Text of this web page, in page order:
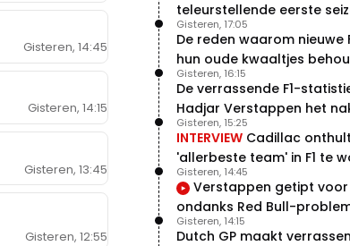
Gisteren, 14:45
Gisteren, 14:15
Gisteren, 13:45
Gisteren, 12:55
teleurstellende eerste
De reden waarom nieuwe
hun oude kwaaltjes
Gisteren, 17:05
De verrassende F1-
Hadjar Verstappen het
Gisteren, 16:15
INTERVIEW Cadillac
'allerbeste team' in F1 te
Gisteren, 15:25
Verstappen getipt voor
ondanks Red Bull-
Gisteren, 14:45
Dutch GP maakt
Gisteren, 14:15